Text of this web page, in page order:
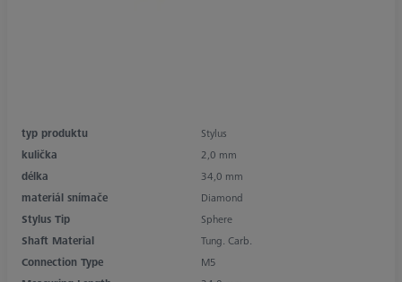
typ produktu
Stylus
kulička
2,0 mm
délka
34,0 mm
materiál snímače
Diamond
Stylus Tip
Sphere
Shaft Material
Tung. Carb.
Connection Type
M5